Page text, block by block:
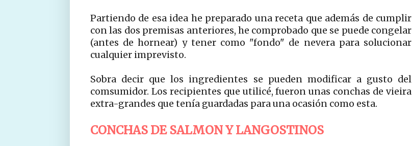
Partiendo de esa idea he preparado una receta que además de cumplir
con las dos premisas anteriores, he comprobado que se puede congelar
(antes de hornear) y tener como "fondo" de nevera para solucionar
cualquier imprevisto.
Sobra decir que los ingredientes se pueden modificar a gusto del
comsumidor. Los recipientes que utilicé, fueron unas conchas de vieira
extra-grandes que tenía guardadas para una ocasión como esta.
CONCHAS DE SALMON Y LANGOSTINOS